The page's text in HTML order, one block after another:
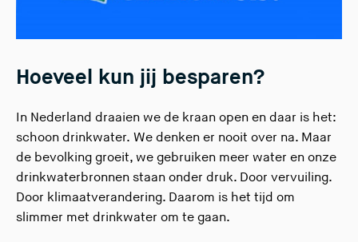
Hoeveel kun jij besparen?
In Nederland draaien we de kraan open en daar is het:
schoon drinkwater. We denken er nooit over na. Maar
de bevolking groeit, we gebruiken meer water en onze
drinkwaterbronnen staan onder druk. Door vervuiling.
Door klimaatverandering. Daarom is het tijd om
slimmer met drinkwater om te gaan.